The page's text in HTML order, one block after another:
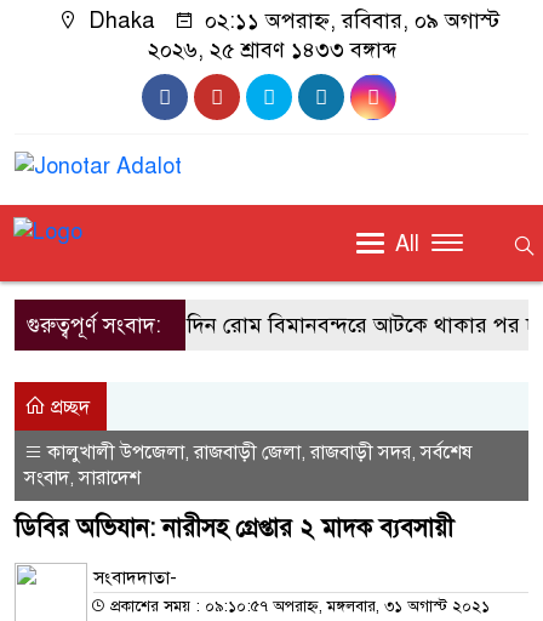
Dhaka
০২:১১ অপরাহ্ন, রবিবার, ০৯ অগাস্ট
২০২৬, ২৫ শ্রাবণ ১৪৩৩ বঙ্গাব্দ
All
গুরুত্বপূর্ণ সংবাদ:দুই দিন রোম বিমানবন্দরে আটকে থাকার পর
প্রচ্ছদ
কালুখালী উপজেলা,রাজবাড়ী জেলা,রাজবাড়ী সদর,সর্বশেষ
সংবাদ,সারাদেশ
ডিবির অভিযান: নারীসহ গ্রেপ্তার ২ মাদক ব্যবসায়ী
সংবাদদাতা-
প্রকাশের সময় : ০৯:১০:৫৭ অপরাহ্ন, মঙ্গলবার, ৩১ অগাস্ট ২০২১